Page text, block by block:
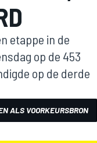
etappe in de
op de 453
op de derde
ALS VOORKEURSBRON